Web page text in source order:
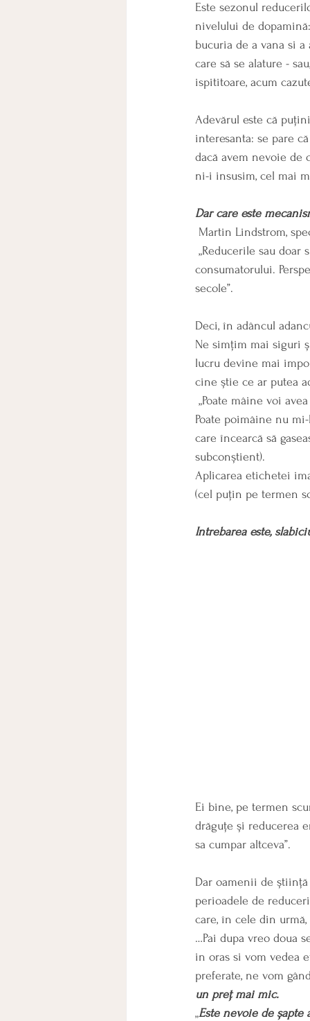
Este sezonul
nivelului de dopamină:
bucuria de a vana si a
care să se alature -
ispititoare, acum
Adevărul este că
interesanta: se pare
dacă avem nevoie de
ni-i insusim, cel mai
Dar care este
Martin Lindstrom,
consumatorului.
secole”.
Deci, în adâncul
Ne simțim mai siguri
lucru devine mai
cine știe ce ar putea
Poate poimâine nu
care încearcă să
subconștient).
Aplicarea etichetei
(cel puțin pe termen
Intrebarea este,
Ei bine, pe termen
drăguțe și reducerea
sa cumpar altceva”.
Dar oamenii de
perioadele de
care, în cele din
…Pai dupa vreo doua
in oras si vom vedea
preferate, ne vom
un preț mai mic.
„Este nevoie de